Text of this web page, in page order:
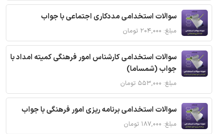
سوالات استخدامی مددکاری اجتماعی با جواب
مبلغ: ۲۰۴,۰۰۰ تومان
سوالات استخدامی کارشناس امور فرهنگی کمیته امداد با
جواب (شمساما)
مبلغ: ۵۵۳,۰۰۰ تومان
سوالات استخدامی برنامه ریزی امور فرهنگی با جواب
مبلغ: ۱۸۷,۰۰۰ تومان